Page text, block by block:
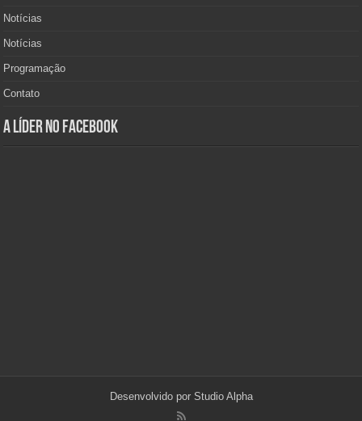
Notícias
Notícias
Programação
Contato
A Líder no Facebook
Desenvolvido por Studio Alpha